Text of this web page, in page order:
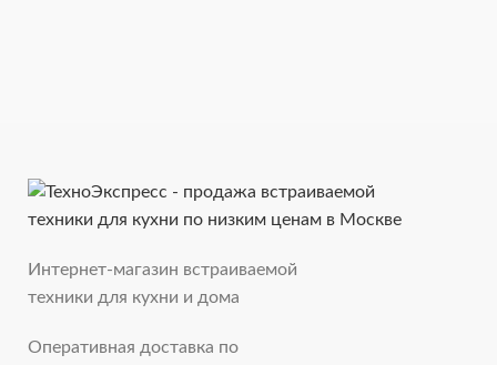
Интернет-магазин встраиваемой
техники для кухни и дома
Оперативная доставка по